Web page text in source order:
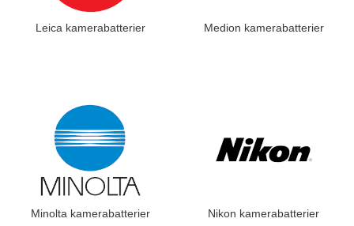
Leica kamerabatterier Medion kamerabatterier
Minolta kamerabatterier Nikon kamerabatterier